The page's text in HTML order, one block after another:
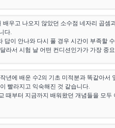
우고 나오지 않았던 소수점 네자리 곱셈
다.
답이 안나와 다시 풀 경우 시간이 부족할
라서 시험 날 어떤 컨디션인가가 가장 중
년에 배운 수2의 기초 미적분과 똑같아서
빨라지고 익숙해진 것 같습니다.
때부터 지금까지 배워왔던 개념들을 모